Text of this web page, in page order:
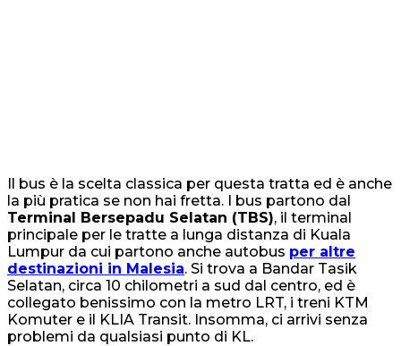
Il bus è la scelta classica per questa tratta ed è anche
la più pratica se non hai fretta. I bus partono dal
Terminal Bersepadu Selatan (TBS), il terminal
principale per le tratte a lunga distanza di Kuala
Lumpur da cui partono anche autobus per altre
destinazioni in Malesia. Si trova a Bandar Tasik
Selatan, circa 10 chilometri a sud dal centro, ed è
collegato benissimo con la metro LRT, i treni KTM
Komuter e il KLIA Transit. Insomma, ci arrivi senza
problemi da qualsiasi punto di KL.